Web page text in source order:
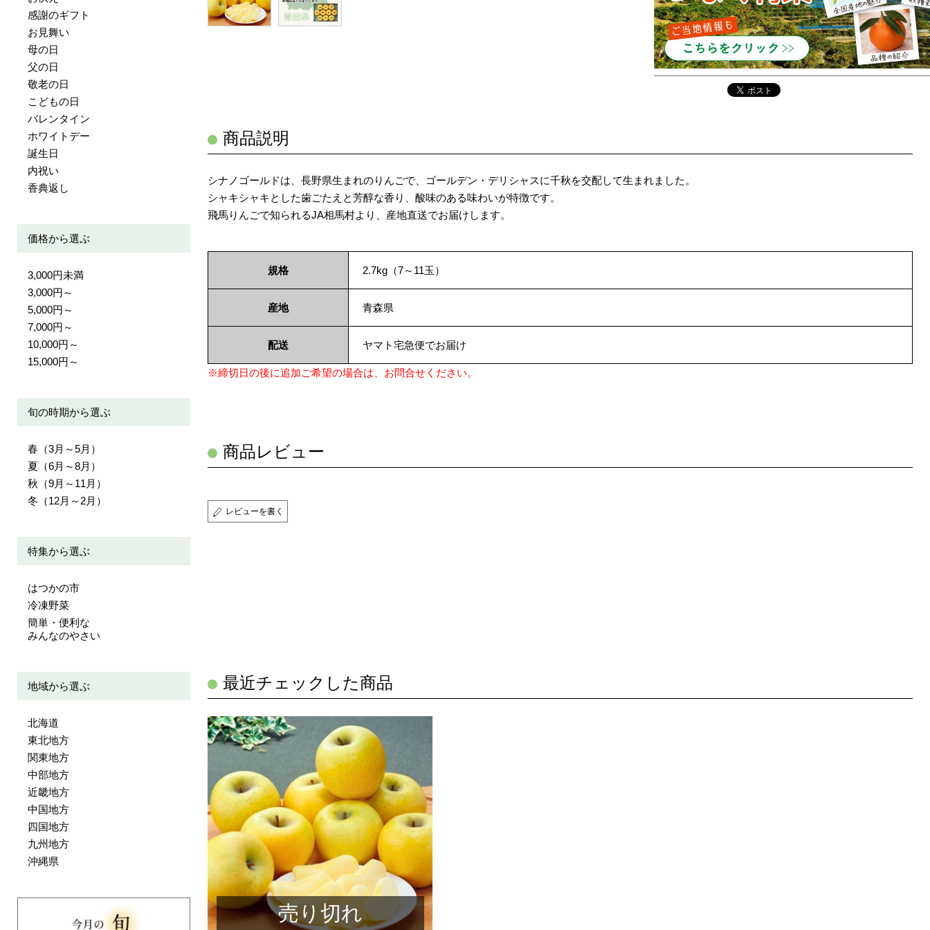
感謝のギフト
お見舞い
母の日
父の日
敬老の日
こどもの日
バレンタイン
ホワイトデー
誕生日
内祝い
香典返し
価格から選ぶ
3,000円未満
3,000円～
5,000円～
7,000円～
10,000円～
15,000円～
旬の時期から選ぶ
春（3月～5月）
夏（6月～8月）
秋（9月～11月）
冬（12月～2月）
特集から選ぶ
はつかの市
冷凍野菜
簡単・便利な
みんなのやさい
地域から選ぶ
北海道
東北地方
関東地方
中部地方
近畿地方
中国地方
四国地方
九州地方
沖縄県
商品説明
シナノゴールドは、長野県生まれのりんごで、ゴールデン・デリシャスに千秋を交配して生まれました。
シャキシャキとした歯ごたえと芳醇な香り、酸味のある味わいが特徴です。
飛馬りんごで知られるJA相馬村より、産地直送でお届けします。
規格 2.7kg（7～11玉）
産地 青森県
配送 ヤマト宅急便でお届け
※締切日の後に追加ご希望の場合は、お問合せください。
商品レビュー
レビューを書く
最近チェックした商品
売り切れ